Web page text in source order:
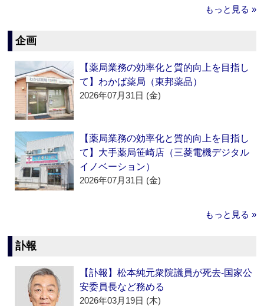
もっと見る »
企画
【薬局業務の効率化と質的向上を目指し
て】わかば薬局（東邦薬品）
2026年07月31日 (金)
【薬局業務の効率化と質的向上を目指し
て】大手薬局笹崎店（三菱電機デジタル
イノベーション）
2026年07月31日 (金)
もっと見る »
訃報
【訃報】松本純元衆院議員が死去‐国家公
安委員長など務める
2026年03月19日 (木)